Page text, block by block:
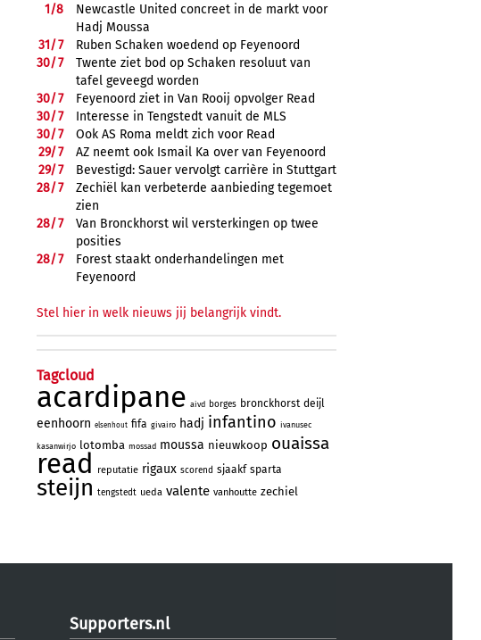
1/8
Newcastle United concreet in de markt voor
Hadj Moussa
31/7
Ruben Schaken woedend op Feyenoord
30/7
Twente ziet bod op Schaken resoluut van
tafel geveegd worden
30/7
Feyenoord ziet in Van Rooij opvolger Read
30/7
Interesse in Tengstedt vanuit de MLS
30/7
Ook AS Roma meldt zich voor Read
29/7
AZ neemt ook Ismail Ka over van Feyenoord
29/7
Bevestigd: Sauer vervolgt carrière in Stuttgart
28/7
Zechiël kan verbeterde aanbieding tegemoet
zien
28/7
Van Bronckhorst wil versterkingen op twee
posities
28/7
Forest staakt onderhandelingen met
Feyenoord
Stel hier in welk nieuws jij belangrijk vindt.
Tagcloud
acardipane aivd borges bronckhorst deijl
eenhoorn elsenhout fifa givairo hadj infantino ivanusec
kasanwirjo lotomba mossad moussa nieuwkoop ouaissa
read reputatie rigaux scorend sjaakf sparta
steijn tengstedt ueda valente vanhoutte zechiel
Supporters.nl